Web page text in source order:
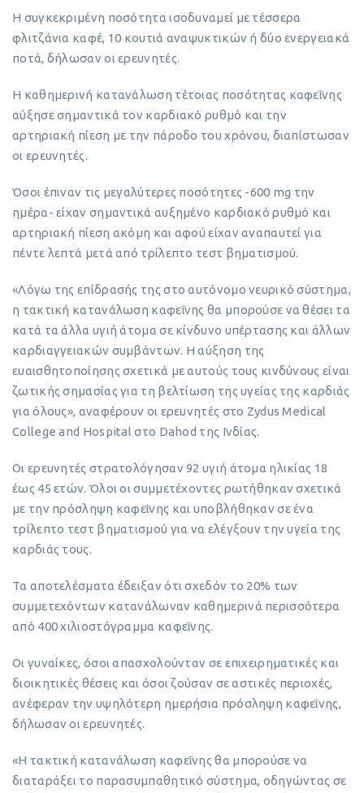
Η συγκεκριμένη ποσότητα ισοδυναμεί με τέσσερα
φλιτζάνια καφέ, 10 κουτιά αναψυκτικών ή δύο ενεργειακά
ποτά, δήλωσαν οι ερευνητές.
Η καθημερινή κατανάλωση τέτοιας ποσότητας καφεΐνης
αύξησε σημαντικά τον καρδιακό ρυθμό και την
αρτηριακή πίεση με την πάροδο του χρόνου, διαπίστωσαν
οι ερευνητές.
Όσοι έπιναν τις μεγαλύτερες ποσότητες -600 mg την
ημέρα- είχαν σημαντικά αυξημένο καρδιακό ρυθμό και
αρτηριακή πίεση ακόμη και αφού είχαν αναπαυτεί για
πέντε λεπτά μετά από τρίλεπτο τεστ βηματισμού.
«Λόγω της επίδρασής της στο αυτόνομο νευρικό σύστημα,
η τακτική κατανάλωση καφεΐνης θα μπορούσε να θέσει τα
κατά τα άλλα υγιή άτομα σε κίνδυνο υπέρτασης και άλλων
καρδιαγγειακών συμβάντων. Η αύξηση της
ευαισθητοποίησης σχετικά με αυτούς τους κινδύνους είναι
ζωτικής σημασίας για τη βελτίωση της υγείας της καρδιάς
για όλους», αναφέρουν οι ερευνητές στο Zydus Medical
College and Hospital στο Dahod της Ινδίας.
Οι ερευνητές στρατολόγησαν 92 υγιή άτομα ηλικίας 18
έως 45 ετών. Όλοι οι συμμετέχοντες ρωτήθηκαν σχετικά
με την πρόσληψη καφεΐνης και υποβλήθηκαν σε ένα
τρίλεπτο τεστ βηματισμού για να ελέγξουν την υγεία της
καρδιάς τους.
Τα αποτελέσματα έδειξαν ότι σχεδόν το 20% των
συμμετεχόντων κατανάλωναν καθημερινά περισσότερα
από 400 χιλιοστόγραμμα καφεΐνης.
Οι γυναίκες, όσοι απασχολούνταν σε επιχειρηματικές και
διοικητικές θέσεις και όσοι ζούσαν σε αστικές περιοχές,
ανέφεραν την υψηλότερη ημερήσια πρόσληψη καφεΐνης,
δήλωσαν οι ερευνητές.
«Η τακτική κατανάλωση καφεΐνης θα μπορούσε να
διαταράξει το παρασυμπαθητικό σύστημα, οδηγώντας σε